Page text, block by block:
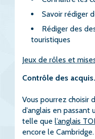
Savoir rédiger
Rédiger des
touristiques
Jeux de rôles et
Contrôle des acquis.
Vous pourrez
d’anglais en passant
telle que l’anglais
encore le Cambridge.